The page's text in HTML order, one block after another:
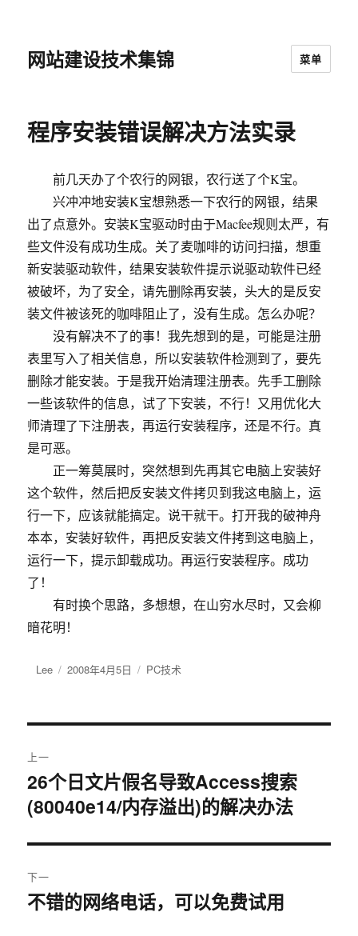
网站建设技术集锦 菜单
程序安装错误解决方法实录
前几天办了个农行的网银，农行送了个K宝。
兴冲冲地安装K宝想熟悉一下农行的网银，结果
出了点意外。安装K宝驱动时由于Macfee规则太严，有
些文件没有成功生成。关了麦咖啡的访问扫描，想重
新安装驱动软件，结果安装软件提示说驱动软件已经
被破坏，为了安全，请先删除再安装，头大的是反安
装文件被该死的咖啡阻止了，没有生成。怎么办呢？
没有解决不了的事！我先想到的是，可能是注册
表里写入了相关信息，所以安装软件检测到了，要先
删除才能安装。于是我开始清理注册表。先手工删除
一些该软件的信息，试了下安装，不行！又用优化大
师清理了下注册表，再运行安装程序，还是不行。真
是可恶。
正一筹莫展时，突然想到先再其它电脑上安装好
这个软件，然后把反安装文件拷贝到我这电脑上，运
行一下，应该就能搞定。说干就干。打开我的破神舟
本本，安装好软件，再把反安装文件拷到这电脑上，
运行一下，提示卸载成功。再运行安装程序。成功
了！
有时换个思路，多想想，在山穷水尽时，又会柳
暗花明！
作
Lee
发
2008年4月5日
分
PC技术
章
导
航
上一
上
篇
章：
26个日文片假名导致Access搜索
(80040e14/内存溢出)的解决办法
下一
下
不错的网络电话，可以免费试用